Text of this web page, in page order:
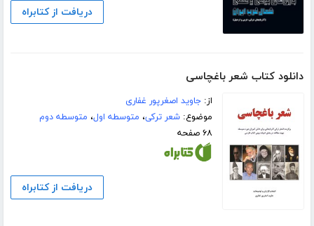
دریافت از کتابراه
دانلود کتاب شعر باغچاسی
از:جاوید اصغرپور غفاری
موضوع:شعر ترکی، متوسطه اول، متوسطه دوم
۶۸ صفحه
دریافت از کتابراه